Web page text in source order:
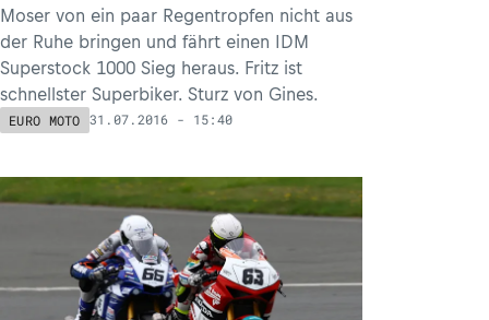
Moser von ein paar Regentropfen nicht aus
der Ruhe bringen und fährt einen IDM
Superstock 1000 Sieg heraus. Fritz ist
schnellster Superbiker. Sturz von Gines.
EURO MOTO 31.07.2016 - 15:40